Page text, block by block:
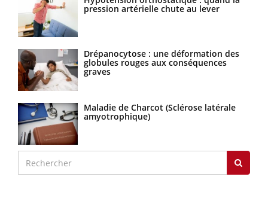
pression artérielle chute au lever
Drépanocytose : une déformation des
globules rouges aux conséquences
graves
Maladie de Charcot (Sclérose latérale
amyotrophique)